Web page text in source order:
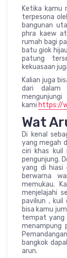
Ketika kamu
terpesona
bangunan
phra kaew
rumah bagi
batu giok
patung
kekuasaan
Kalian juga
dari dalam
kami https://
Wat
Di kenal
yang megah
ciri khas kuil
pengunjung.
yang di hiasi
berwarna
memukau.
menjelajahi
paviliun , kuil
bisa kamu
tempat yang
menampung
bangkok
arun.